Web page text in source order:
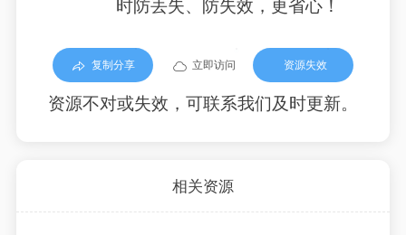
时防丢失、防失效，更省心！
复制分享 立即访问 资源失效
资源不对或失效，可联系我们及时更新。
相关资源